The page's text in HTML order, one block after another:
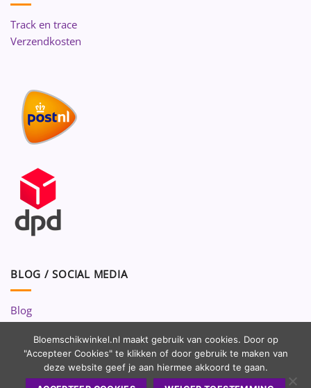
Track en trace
Verzendkosten
BLOG / SOCIAL MEDIA
Blog
Volg ons op:
Bloemschikwinkel.nl maakt gebruik van cookies. Door op
"Accepteer Cookies" te klikken of door gebruik te maken van
deze website geef je aan hiermee akkoord te gaan.